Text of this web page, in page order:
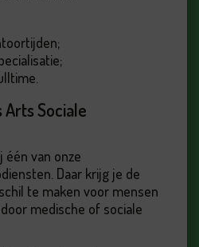
Arts Sociale
van onze
Daar krijg je de
te maken voor mensen
medische of sociale